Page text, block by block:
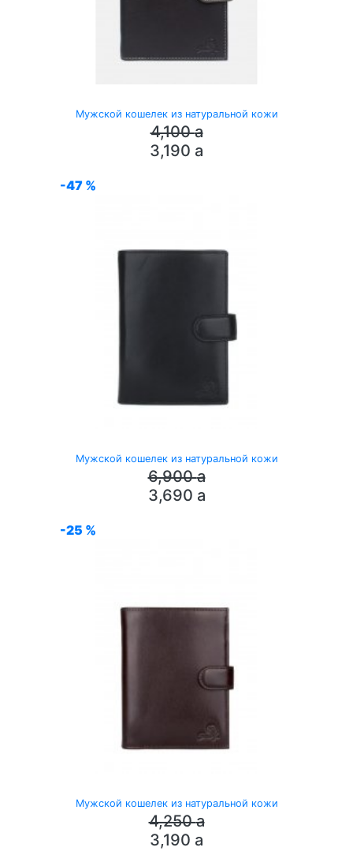
Мужской кошелек из натуральной кожи
4,100a
3,190 a
-47 %
Мужской кошелек из натуральной кожи
6,900a
3,690 a
-25 %
Мужской кошелек из натуральной кожи
4,250a
3,190 a